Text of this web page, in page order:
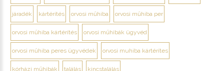
járadék kártérítés orvosi műhiba orvosi műhiba per
orvosi műhiba kártérítés orvosi műhibák ügyvéd
orvosi műhiba peres ügyvédek orvosi muhiba kártérítes
kórházi műhibák találás kincstalálás